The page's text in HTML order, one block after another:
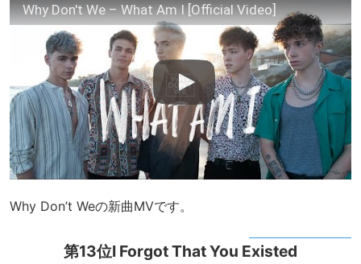
Why Don't We – What Am I [Official Video]
Why Don’t Weの新曲MVです。
第13位I Forgot That You Existed